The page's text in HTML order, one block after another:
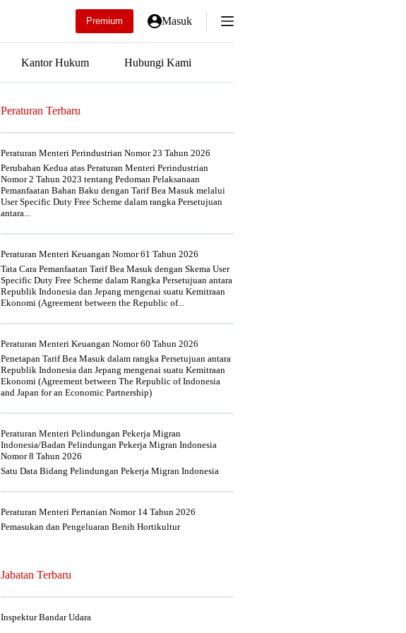
Premium Masuk
Kantor Hukum Hubungi Kami
Peraturan Terbaru
Peraturan Menteri Perindustrian Nomor 23 Tahun 2026
Perubahan Kedua atas Peraturan Menteri Perindustrian
Nomor 2 Tahun 2023 tentang Pedoman Pelaksanaan
Pemanfaatan Bahan Baku dengan Tarif Bea Masuk melalui
User Specific Duty Free Scheme dalam rangka Persetujuan
antara...
Peraturan Menteri Keuangan Nomor 61 Tahun 2026
Tata Cara Pemanfaatan Tarif Bea Masuk dengan Skema User
Specific Duty Free Scheme dalam Rangka Persetujuan antara
Republik Indonesia dan Jepang mengenai suatu Kemitraan
Ekonomi (Agreement between the Republic of...
Peraturan Menteri Keuangan Nomor 60 Tahun 2026
Penetapan Tarif Bea Masuk dalam rangka Persetujuan antara
Republik Indonesia dan Jepang mengenai suatu Kemitraan
Ekonomi (Agreement between The Republic of Indonesia
and Japan for an Economic Partnership)
Peraturan Menteri Pelindungan Pekerja Migran
Indonesia/Badan Pelindungan Pekerja Migran Indonesia
Nomor 8 Tahun 2026
Satu Data Bidang Pelindungan Pekerja Migran Indonesia
Peraturan Menteri Pertanian Nomor 14 Tahun 2026
Pemasukan dan Pengeluaran Benih Hortikultur
Jabatan Terbaru
Inspektur Bandar Udara